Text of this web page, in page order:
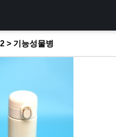
> 기능성물병